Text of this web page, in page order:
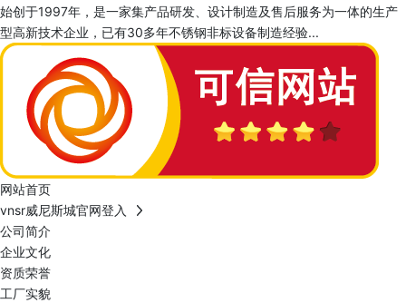
始创于1997年，是一家集产品研发、设计制造及售后服务为一体的生产
型高新技术企业，已有30多年不锈钢非标设备制造经验...
网站首页
vnsr威尼斯城官网登入
公司简介
企业文化
资质荣誉
工厂实貌